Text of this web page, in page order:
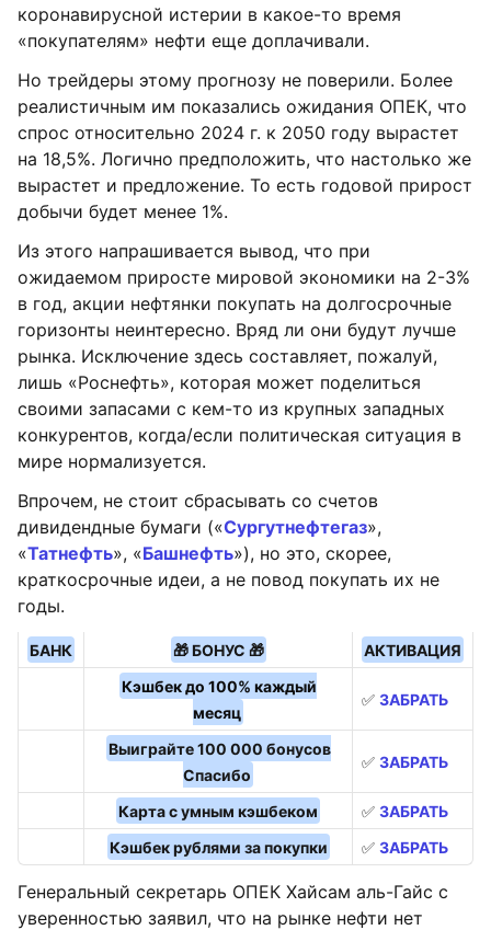
коронавирусной истерии в какое-то время
«покупателям» нефти еще доплачивали.
Но трейдеры этому прогнозу не поверили. Более
реалистичным им показались ожидания ОПЕК, что
спрос относительно 2024 г. к 2050 году вырастет
на 18,5%. Логично предположить, что настолько же
вырастет и предложение. То есть годовой прирост
добычи будет менее 1%.
Из этого напрашивается вывод, что при
ожидаемом приросте мировой экономики на 2-3%
в год, акции нефтянки покупать на долгосрочные
горизонты неинтересно. Вряд ли они будут лучше
рынка. Исключение здесь составляет, пожалуй,
лишь «Роснефть», которая может поделиться
своими запасами с кем-то из крупных западных
конкурентов, когда/если политическая ситуация в
мире нормализуется.
Впрочем, не стоит сбрасывать со счетов
дивидендные бумаги («Сургутнефтегаз»,
«Татнефть», «Башнефть»), но это, скорее,
краткосрочные идеи, а не повод покупать их не
годы.
БАНК 🎁 БОНУС 🎁
АКТИВАЦИЯ
Кэшбек до 100% каждый
месяц
✅ ЗАБРАТЬ
Выиграйте 100 000 бонусов
Спасибо
✅ ЗАБРАТЬ
Карта с умным кэшбеком ✅ ЗАБРАТЬ
Кэшбек рублями за покупки
✅ ЗАБРАТЬ
Генеральный секретарь ОПЕК Хайсам аль-Гайс с
уверенностью заявил, что на рынке нефти нет